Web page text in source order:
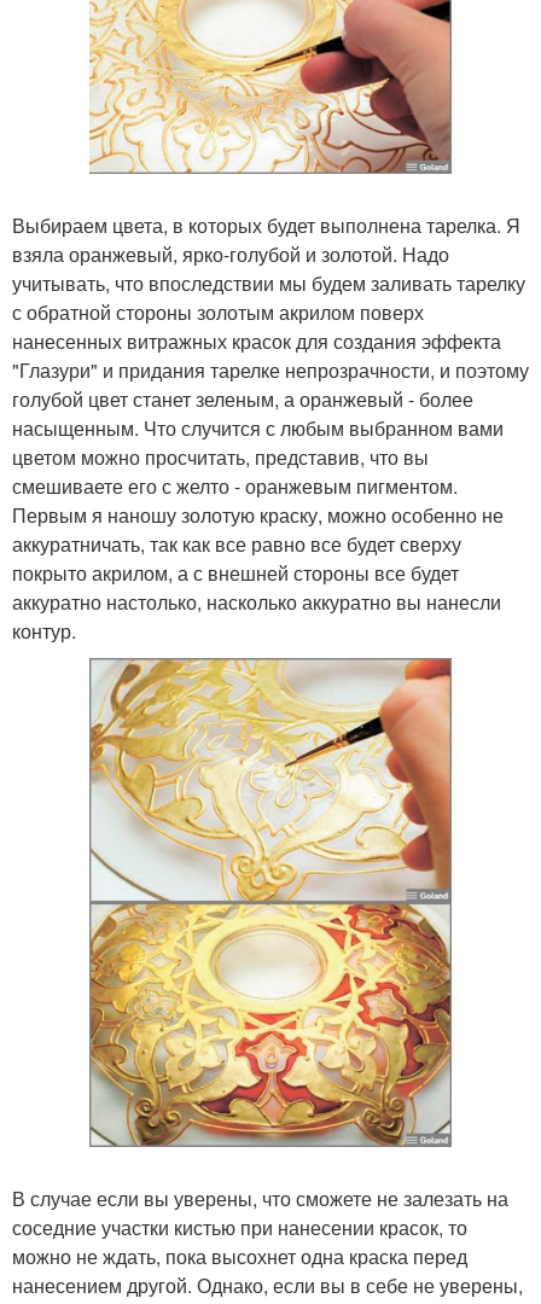
Выбираем цвета, в которых будет выполнена тарелка. Я
взяла оранжевый, ярко-голубой и золотой. Надо
учитывать, что впоследствии мы будем заливать тарелку
с обратной стороны золотым акрилом поверх
нанесенных витражных красок для создания эффекта
"Глазури" и придания тарелке непрозрачности, и поэтому
голубой цвет станет зеленым, а оранжевый - более
насыщенным. Что случится с любым выбранном вами
цветом можно просчитать, представив, что вы
смешиваете его с желто - оранжевым пигментом.
Первым я наношу золотую краску, можно особенно не
аккуратничать, так как все равно все будет сверху
покрыто акрилом, а с внешней стороны все будет
аккуратно настолько, насколько аккуратно вы нанесли
контур.
В случае если вы уверены, что сможете не залезать на
соседние участки кистью при нанесении красок, то
можно не ждать, пока высохнет одна краска перед
нанесением другой. Однако, если вы в себе не уверены,